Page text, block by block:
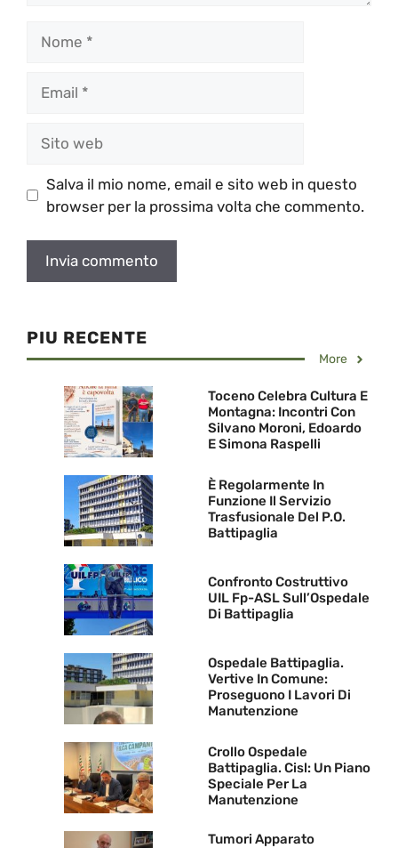
web
Salva il mio nome, email e sito web in questo
browser per la prossima volta che commento.
PIU RECENTE
More
Toceno Celebra Cultura E
Montagna: Incontri Con
Silvano Moroni, Edoardo
E Simona Raspelli
È Regolarmente In
Funzione Il Servizio
Trasfusionale Del P.O.
Battipaglia
Confronto Costruttivo
UIL Fp-ASL Sull’Ospedale
Di Battipaglia
Ospedale Battipaglia.
Vertive In Comune:
Proseguono I Lavori Di
Manutenzione
Crollo Ospedale
Battipaglia. Cisl: Un Piano
Speciale Per La
Manutenzione
Tumori Apparato